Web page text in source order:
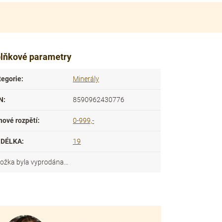
parametry
: Minerály
: 8590962430776
rozpětí: 0-999,-
DÉLKA: 19
byla vyprodána…